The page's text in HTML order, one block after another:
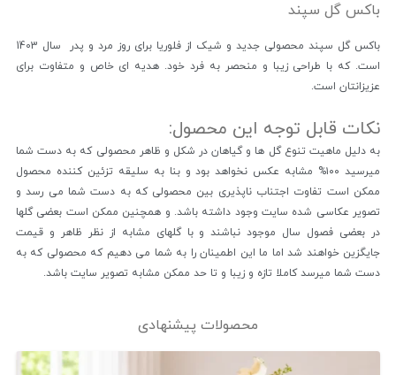
باکس گل سپند
باکس گل سپند محصولی جدید و شیک از فلوریا برای روز مرد و پدر سال 1403
است. که با طراحی زیبا و منحصر به فرد خود. هدیه ای خاص و متفاوت برای
عزیزانتان است.
نکات قابل توجه این محصول:
به دلیل ماهیت تنوع گل ها و گیاهان در شکل و ظاهر محصولی که به دست شما
میرسید ۱۰۰% مشابه عکس نخواهد بود و بنا به سلیقه تزئین کننده محصول
ممکن است تفاوت اجتناب ناپذیری بین محصولی که به دست شما می رسد و
تصویر عکاسی شده سایت وجود داشته باشد. و همچنین ممکن است بعضی گلها
در بعضی فصول سال موجود نباشند و با گلهای مشابه از نظر ظاهر و قیمت
جایگزین خواهند شد اما ما این اطمینان را به شما می دهیم که محصولی که به
دست شما میرسد کاملا تازه و زیبا و تا حد ممکن مشابه تصویر سایت باشد.
محصولات پیشنهادی